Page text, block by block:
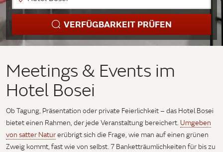
VERFÜGBARKEIT PRÜFEN
Meetings & Events im
Hotel Bosei
Ob Tagung, Präsentation oder private Feierlichkeit – das Hotel Bosei
bietet einen Rahmen, der jede Veranstaltung bereichert. Umgeben
von satter Naturerübrigt sich die Frage, wie man auf einen grünen
Zweig kommt, fast wie von selbst. 7 Banketträumlichkeiten für bis zu